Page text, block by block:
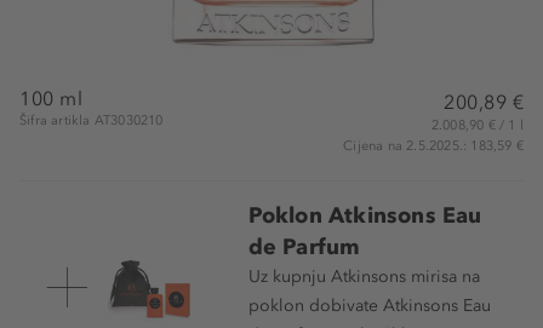
100 ml
Šifra artikla AT3030210
200,89 €
2.008,90 € / 1 l
Cijena na 2.5.2025.: 183,59 €
Poklon Atkinsons Eau
de Parfum
Uz kupnju Atkinsons mirisa na
poklon dobivate Atkinsons Eau